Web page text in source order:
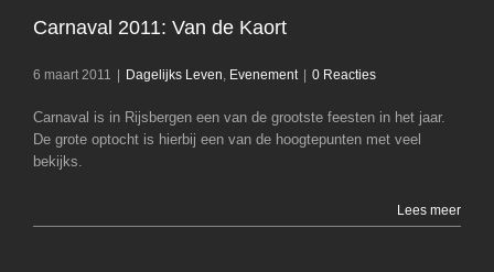
Carnaval 2011: Van de Kaort
6 maart 2011 Dagelijks Leven, Evenement 0 Reacties
Carnaval is in Rijsbergen een van de grootste feesten in het jaar.
De grote optocht is hierbij een van de hoogtepunten met veel
bekijks.
Lees meer